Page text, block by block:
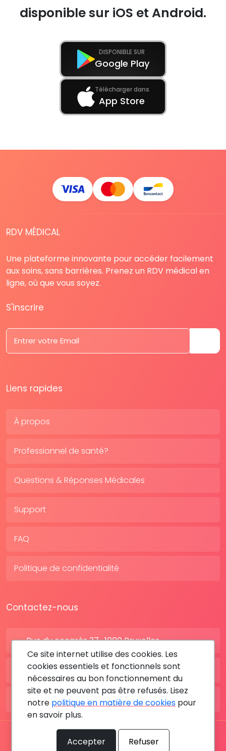
disponible sur iOS et Android.
DISPONIBLE SUR
Google Play
Télécharger dans
App Store
RDV MÉDICAL
Une plateforme innovante pour accéder facilement
aux soins, sans barrières. Prenez un RDV médical en
ligne, où que vous soyez.
S'inscrire
Liens rapides
À propos
Professionnel de santé?
Questions & Réponses Médicales
Support
FAQ
Politique de confidentialité
Contactez-nous
Rue du congrès 37 , 1000 Bruxelles
BE: +32 28080227
FR: +33 183642895
Tous les droits sont réservés © 2026 RDV MÉDICAL By
Ce site internet utilise des cookies. Les
cookies essentiels et fonctionnels sont
nécessaires au bon fonctionnement du
site et ne peuvent pas être refusés. Lisez
notre politique en matière de cookies pour
en savoir plus.
Accepter Refuser